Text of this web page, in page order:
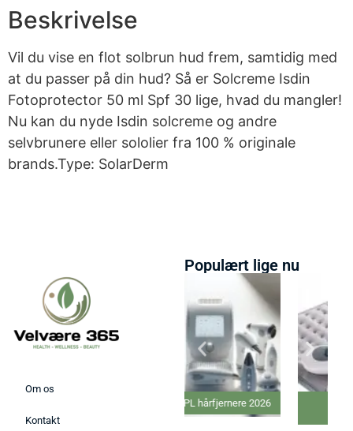
Beskrivelse
Vil du vise en flot solbrun hud frem, samtidig med
at du passer på din hud? Så er Solcreme Isdin
Fotoprotector 50 ml Spf 30 lige, hvad du mangler!
Nu kan du nyde Isdin solcreme og andre
selvbrunere eller sololier fra 100 % originale
brands.Type: SolarDerm
Om os
Kontakt
Populært lige nu
Bedste elektriske
Varmepude 2026